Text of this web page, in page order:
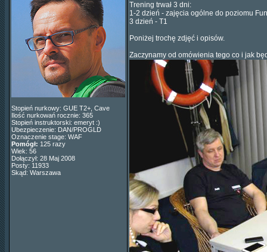
Stopień nurkowy: GUE T2+, Cave
Ilość nurkowań rocznie: 365
Stopień instruktorski: emeryt :)
Ubezpieczenie: DAN/PROGLD
Oznaczenie stage: WAF
Pomógł: 125 razy
Wiek: 56
Dołączył: 28 Maj 2008
Posty: 11933
Skąd: Warszawa
Trening trwał 3 dni:
1-2 dzień - zajęcia ogólne do poziomu
3 dzień - T1
Poniżej trochę zdjęć i opisów.
Zaczynamy od omówienia tego co i jak